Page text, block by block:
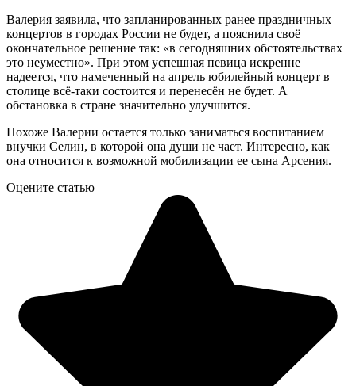
Валерия заявила, что запланированных ранее праздничных
концертов в городах России не будет, а пояснила своё
окончательное решение так: «в сегодняшних обстоятельствах
это неуместно». При этом успешная певица искренне
надеется, что намеченный на апрель юбилейный концерт в
столице всё-таки состоится и перенесён не будет. А
обстановка в стране значительно улучшится.
Похоже Валерии остается только заниматься воспитанием
внучки Селин, в которой она души не чает. Интересно, как
она относится к возможной мобилизации ее сына Арсения.
Оцените статью